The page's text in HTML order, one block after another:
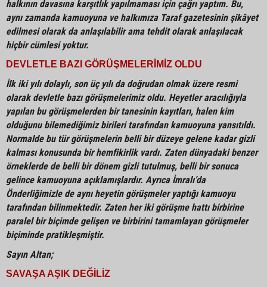
halkının davasına karşıtlık yapılmaması için çağrı yaptım. Bu,
aynı zamanda kamuoyuna ve halkımıza Taraf gazetesinin şikâyet
edilmesi olarak da anlaşılabilir ama tehdit olarak anlaşılacak
hiçbir cümlesi yoktur.
DEVLETLE BAZI GÖRÜŞMELERİMİZ OLDU
İlk iki yılı dolaylı, son üç yılı da doğrudan olmak üzere resmi
olarak devletle bazı görüşmelerimiz oldu. Heyetler aracılığıyla
yapılan bu görüşmelerden bir tanesinin kayıtları, halen kim
olduğunu bilemediğimiz birileri tarafından kamuoyuna yansıtıldı.
Normalde bu tür görüşmelerin belli bir düzeye gelene kadar gizli
kalması konusunda bir hemfikirlik vardı. Zaten dünyadaki benzer
örneklerde de belli bir dönem gizli tutulmuş, belli bir sonuca
gelince kamuoyuna açıklamışlardır. Ayrıca İmralı’da
Önderliğimizle de aynı heyetin görüşmeler yaptığı kamuoyu
tarafından bilinmektedir. Zaten her iki görüşme hattı birbirine
paralel bir biçimde gelişen ve birbirini tamamlayan görüşmeler
biçiminde pratikleşmiştir.
Sayın Altan;
SAVAŞA AŞIK DEĞİLİZ